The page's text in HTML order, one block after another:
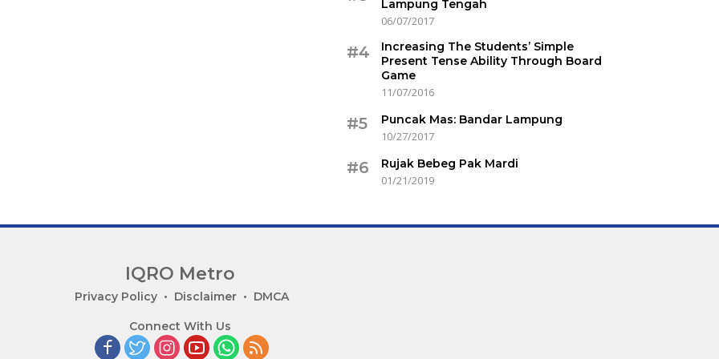
Lampung Tengah
06/07/2017
#4
Increasing The Students’ Simple
Present Tense Ability Through Board
Game
11/07/2016
#5
Puncak Mas: Bandar Lampung
10/27/2017
#6
Rujak Bebeg Pak Mardi
01/21/2019
IQRO Metro
Privacy Policy Disclaimer DMCA
Connect With Us